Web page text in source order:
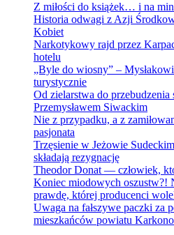
Z miłości do książek… i na
Historia odwagi z Azji
Kobiet
Narkotykowy rajd przez
hotelu
„Byle do wiosny” –
turystycznie
Od zielarstwa do
Przemysławem Siwackim
Nie z przypadku, a z
pasjonata
Trzęsienie w Jeżowie
składają rezygnację
Theodor Donat — człowiek,
Koniec miodowych oszustw?!
prawdę, której producenci
Uwaga na fałszywe paczki za
mieszkańców powiatu